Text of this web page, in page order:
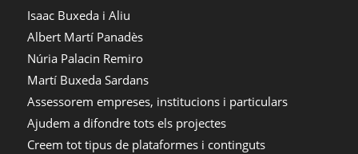
Isaac Buxeda i Aliu
Albert Martí Panadès
Núria Palacin Remiro
Martí Buxeda Sardans
Assessorem empreses, institucions i particulars
Ajudem a difondre tots els projectes
Creem tot tipus de plataformes i continguts